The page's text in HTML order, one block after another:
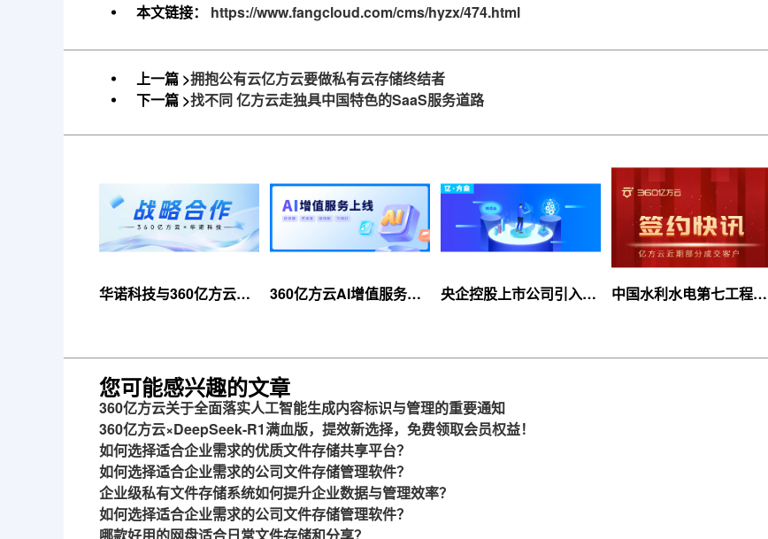
本文链接：
https://www.fangcloud.com/cms/hyzx/474.html
上一篇 >拥抱公有云亿方云要做私有云存储终结者
下一篇 >找不同 亿方云走独具中国特色的SaaS服务道路
华诺科技与360亿方云达
360亿方云AI增值服务上
央企控股上市公司引入
中国水利水电第七工程
您可能感兴趣的文章
360亿方云关于全面落实人工智能生成内容标识与管理的重要通知
360亿方云×DeepSeek-R1满血版，提效新选择，免费领取会员权益！
如何选择适合企业需求的优质文件存储共享平台？
如何选择适合企业需求的公司文件存储管理软件？
企业级私有文件存储系统如何提升企业数据与管理效率？
如何选择适合企业需求的公司文件存储管理软件？
哪款好用的网盘适合日常文件存储和分享？